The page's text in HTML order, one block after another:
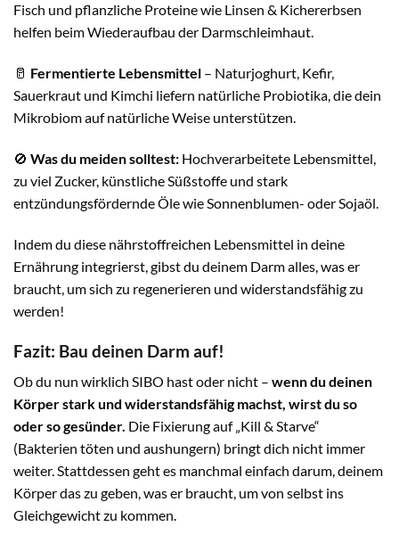
Fisch und pflanzliche Proteine wie Linsen & Kichererbsen
helfen beim Wiederaufbau der Darmschleimhaut.
🥛 Fermentierte Lebensmittel – Naturjoghurt, Kefir,
Sauerkraut und Kimchi liefern natürliche Probiotika, die dein
Mikrobiom auf natürliche Weise unterstützen.
🚫 Was du meiden solltest: Hochverarbeitete Lebensmittel,
zu viel Zucker, künstliche Süßstoffe und stark
entzündungsfördernde Öle wie Sonnenblumen- oder Sojaöl.
Indem du diese nährstoffreichen Lebensmittel in deine
Ernährung integrierst, gibst du deinem Darm alles, was er
braucht, um sich zu regenerieren und widerstandsfähig zu
werden!
Fazit: Bau deinen Darm auf!
Ob du nun wirklich SIBO hast oder nicht – wenn du deinen
Körper stark und widerstandsfähig machst, wirst du so
oder so gesünder. Die Fixierung auf „Kill & Starve“
(Bakterien töten und aushungern) bringt dich nicht immer
weiter. Stattdessen geht es manchmal einfach darum, deinem
Körper das zu geben, was er braucht, um von selbst ins
Gleichgewicht zu kommen.